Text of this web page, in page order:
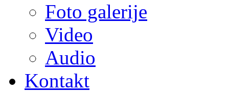
Foto galerije
Video
Audio
Kontakt